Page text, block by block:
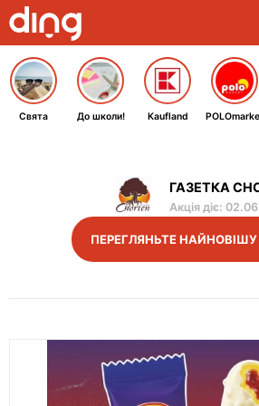
Свята До школи! Kaufland
ГАЗЕТКА
Акція діє: 02.06
ПЕРЕГЛЯНЬТЕ НАЙНОВІШУ